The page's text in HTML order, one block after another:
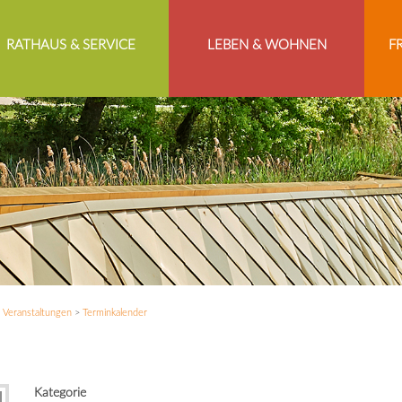
RATHAUS & SERVICE LEBEN & WOHNEN
Veranstaltungen> Terminkalender
Kategorie